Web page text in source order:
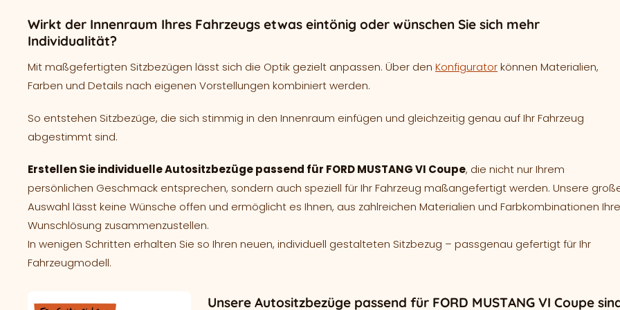
Wirkt der Innenraum Ihres Fahrzeugs etwas eintönig oder wünschen Sie sich mehr
Individualität?
Mit maßgefertigten Sitzbezügen lässt sich die Optik gezielt anpassen. Über den Konfiguratorkönnen Materialien,
Farben und Details nach eigenen Vorstellungen kombiniert werden.
So entstehen Sitzbezüge, die sich stimmig in den Innenraum einfügen und gleichzeitig genau auf Ihr Fahrzeug
abgestimmt sind.
Erstellen Sie individuelle Autositzbezüge passend für FORD MUSTANG VI Coupe, die nicht nur Ihrem
persönlichen Geschmack entsprechen, sondern auch speziell für Ihr Fahrzeug maßangefertigt werden. Unsere
Auswahl lässt keine Wünsche offen und ermöglicht es Ihnen, aus zahlreichen Materialien und Farbkombinationen Ihre
Wunschlösung zusammenzustellen.
In wenigen Schritten erhalten Sie so Ihren neuen, individuell gestalteten Sitzbezug – passgenau gefertigt für Ihr
Fahrzeugmodell.
Unsere Autositzbezüge passend für FORD MUSTANG VI Coupe